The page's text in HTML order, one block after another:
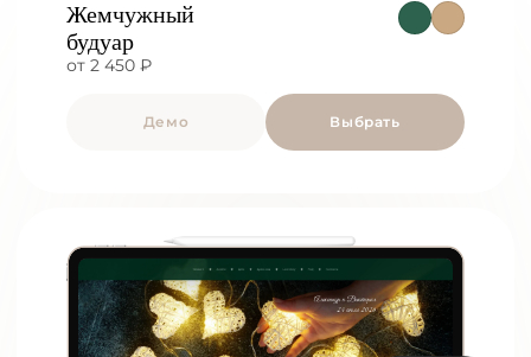
Жемчужный
будуар
от 2 450 ₽
Демо Выбрать